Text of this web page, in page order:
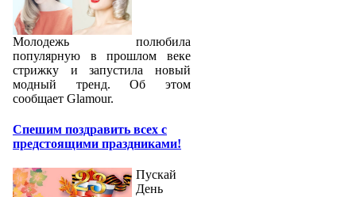
Молодежь полюбила
популярную в прошлом веке
стрижку и запустила новый
модный тренд. Об этом
сообщает Glamour.
Спешим поздравить всех с
предстоящими праздниками!
Пускай
День